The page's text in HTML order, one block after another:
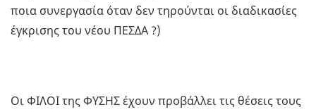
ποια συνεργασία όταν δεν τηρούνται οι διαδικασίες
έγκρισης του νέου ΠΕΣΔΑ ?)
Οι ΦΙΛΟΙ της ΦΥΣΗΣ έχουν προβάλλει τις θέσεις τους